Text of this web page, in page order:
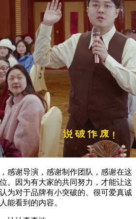
感谢导演，感谢制作团队，感谢在这
。因为有大家的共同努力，才能让这
为对于品牌有小突破的、很可爱真诚
能看到的内容。